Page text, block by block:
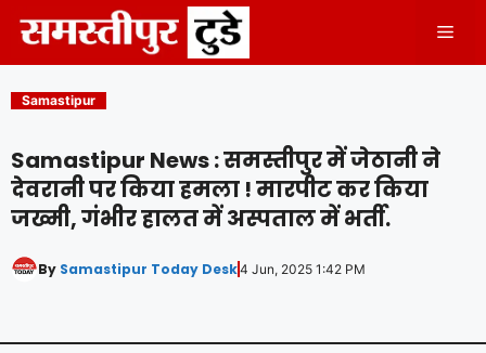
content
Samastipur
Samastipur News : समस्तीपुर में जेठानी ने
देवरानी पर किया हमला ! मारपीट कर किया
जख्मी, गंभीर हालत में अस्पताल में भर्ती.
By Samastipur Today Desk4 Jun, 2025 1:42 PM